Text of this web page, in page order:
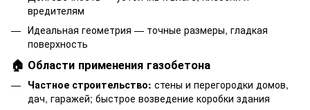
вредителям
Идеальная геометрия — точные размеры, гладкая
поверхность
🏠 Области применения газобетона
Частное строительство: стены и перегородки домов,
дач, гаражей; быстрое возведение коробки здания